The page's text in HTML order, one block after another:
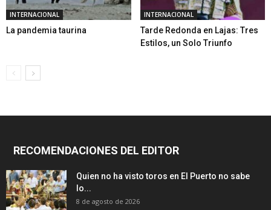
INTERNACIONAL
La pandemia taurina
INTERNACIONAL
Tarde Redonda en Lajas: Tres
Estilos, un Solo Triunfo
RECOMENDACIONES DEL EDITOR
Quien no ha visto toros en El Puerto no sabe
lo...
8 de agosto de 2026